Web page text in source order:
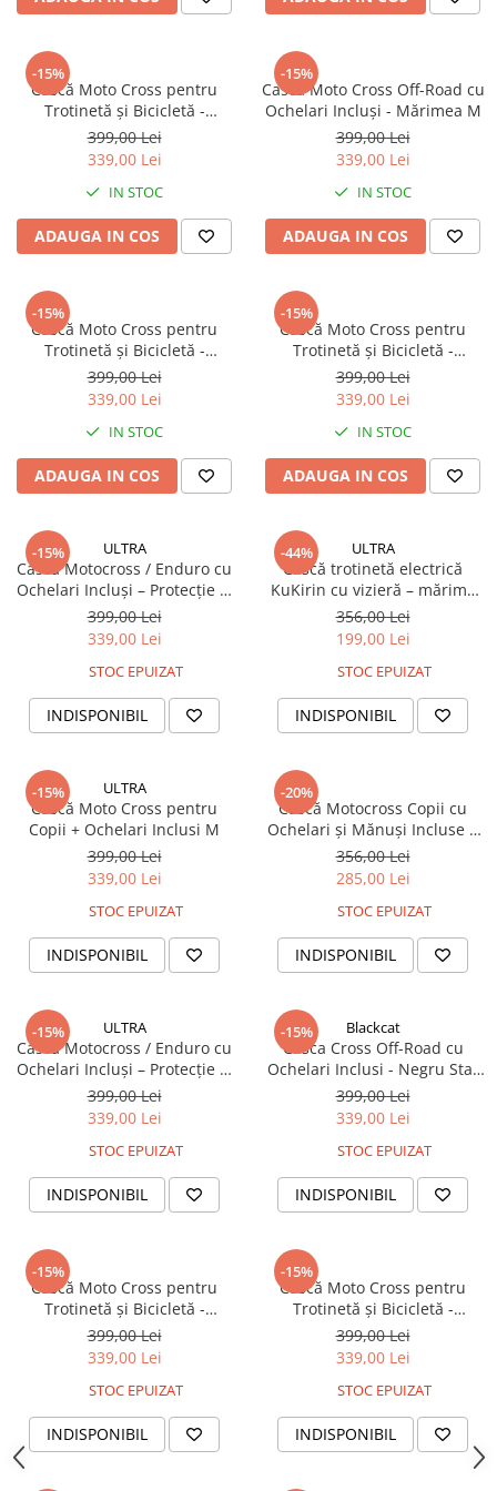
Electronică
Acceleratoare & comenzi
Display-uri / ecrane
Lumini / iluminare
Senzori Hall
Baterii
Controlere & Conversoare DC/DC
Încărcătoare
Prize de încărcare
Cabluri pentru baterii
Componente baterii
Localizatoare GPS
Mecanică
Furci / mânere principale &
secundare
Pliere, pasadores & tije
Crickuri / suporturi parcare
Suspensii & amortizoare
Transmisii & lanțuri
Claxoane / sonerii (timbres)
Discuri de frana
Plăcuțe de frână
Cabluri de frână
Manete de frână
Consumabile & Unelte
Conectori
Unelte & truse
Adezivi & pastă termoconductoare
Rulouri de nichel
Tuburi termocontractabile
Șuruburi / kituri prindere
-15%
Cască Moto Cross pentru
Trotinetă și Bicicletă -
Mărimea M
399,00 Lei
339,00 Lei
IN STOC
ADAUGA IN COS
-15%
Cască Moto Cross Off-Road cu
Ochelari Incluși - Mărimea M
399,00 Lei
339,00 Lei
IN STOC
ADAUGA IN COS
-15%
Cască Moto Cross pentru
Trotinetă și Bicicletă -
Mărimea M
399,00 Lei
339,00 Lei
IN STOC
ADAUGA IN COS
-15%
Cască Moto Cross pentru
Trotinetă și Bicicletă -
Mărimea M
399,00 Lei
339,00 Lei
IN STOC
ADAUGA IN COS
-15% ULTRA
Cască Motocross / Enduro cu
Ochelari Incluși – Protecție și
399,00 Lei
339,00 Lei
STOC EPUIZAT
INDISPONIBIL
-44% ULTRA
Cască trotinetă electrică
KuKirin cu vizieră – mărime
universală, protecție
completă, negru-portocaliu
356,00 Lei
199,00 Lei
STOC EPUIZAT
INDISPONIBIL
-15% ULTRA
Cască Moto Cross pentru
Copii + Ochelari Inclusi M
399,00 Lei
339,00 Lei
STOC EPUIZAT
INDISPONIBIL
-20%
Cască Motocross Copii cu
Ochelari și Mănuși Incluse |
DOT |Marime M ROZ
356,00 Lei
285,00 Lei
STOC EPUIZAT
INDISPONIBIL
-15% ULTRA
Cască Motocross / Enduro cu
Ochelari Incluși – Protecție și
Stil pentru Off-Road M
399,00 Lei
339,00 Lei
STOC EPUIZAT
INDISPONIBIL
-15% Blackcat
Casca Cross Off-Road cu
Ochelari Inclusi - Negru Star
M
399,00 Lei
339,00 Lei
STOC EPUIZAT
INDISPONIBIL
-15%
Cască Moto Cross pentru
Trotinetă și Bicicletă -
Mărimea M
399,00 Lei
339,00 Lei
STOC EPUIZAT
INDISPONIBIL
-15%
Cască Moto Cross pentru
Trotinetă și Bicicletă -
Mărimea S
399,00 Lei
339,00 Lei
STOC EPUIZAT
INDISPONIBIL